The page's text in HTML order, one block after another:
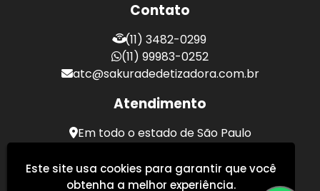
Contato
(11) 3482-0299
(11) 99983-0252
atc@sakuradedetizadora.com.br
Atendimento
Em todo o estado de São Paulo
Este site usa cookies para garantir que você
obtenha a melhor experiência.